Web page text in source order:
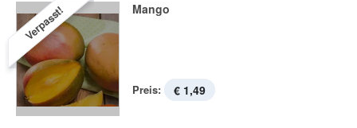
Verpasst! Mango
Preis: € 1,49